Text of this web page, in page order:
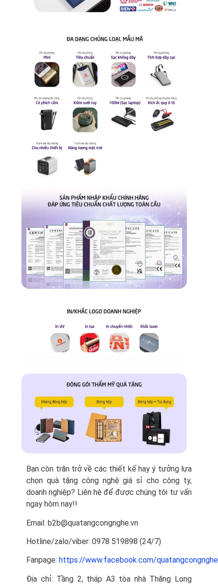
Bạn còn trăn trở về các thiết kế hay ý tưởng lựa
chọn quà tặng công nghệ giá sỉ cho công ty,
doanh nghiệp? Liên hệ để được chúng tôi tư vấn
ngay hôm nay!!
Email: b2b@quatangcongnghe.vn
Hotline/zalo/viber: 0978 519898‬ (24/7)
Fanpage: https://www.facebook.com/
Địa chỉ: Tầng 2, tháp A3 tòa nhà Thăng Long